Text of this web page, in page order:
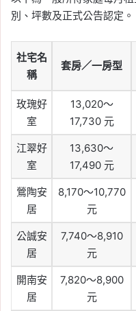
別、坪數及正式公告認定。
社宅名
稱
套房／一房型
玫瑰好
室
13,020～
17,730 元
江翠好
室
13,630～
17,490 元
鶯陶安
居
8,170～10,770
元
公誠安
居
7,740～8,910
元
開南安
居
7,820～8,900
元